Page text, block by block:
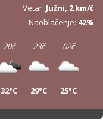
Vetar: Južni, 2 km/č
Naoblačenje: 42%
20č
32°C
23č
29°C
02č
25°C